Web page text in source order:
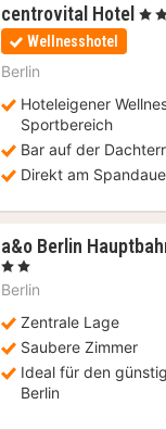
centrovital Hotel 1
, 4
Wellnesshotel
Berlin
Hoteleigener
Sportbereich
Bar auf der
Direkt am
a&o Berlin
, 2 Sterne
Berlin
Zentrale Lage
Saubere Zimmer
Ideal für den
Berlin